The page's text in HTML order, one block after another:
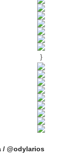
}
/ @odylarios